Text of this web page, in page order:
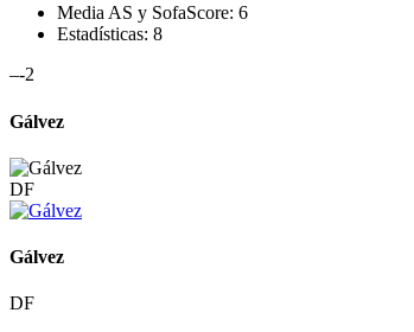
Media AS y SofaScore: 6
Estadísticas: 8
–-2
Gálvez
DF
Gálvez
DF